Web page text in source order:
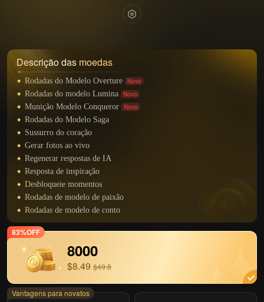
Descrição das moedas
Rodadas do Modelo Overture Novo
Rodadas do modelo Lumina Novo
Munição Modelo Conqueror Novo
Rodadas do Modelo Saga
Sussurro do coração
Gerar fotos ao vivo
Regenerar respostas de IA
Resposta de inspiração
Desbloqueie momentos
Rodadas de modelo de paixão
Rodadas de modelo de conto
83%OFF
8000
$8.49 $49.8
Vantagens para novatos